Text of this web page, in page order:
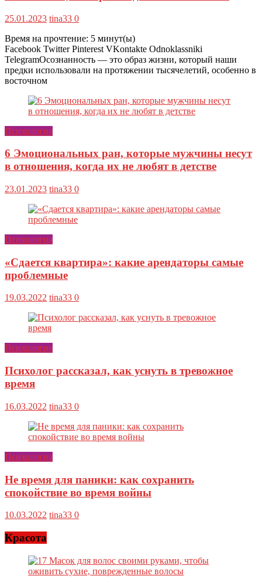
25.01.2023 tina33 0
Время на прочтение: 5 минут(ы)
Facebook Twitter Pinterest VKontakte Odnoklassniki
TelegramОсознанность — это образ жизни, который наши
предки использовали на протяжении тысячелетий, особенно в
восточном
Психология
6 Эмоциональных ран, которые мужчины несут
в отношения, когда их не любят в детстве
23.01.2023 tina33 0
Психология
«Сдается квартира»: какие арендаторы самые
проблемные
19.03.2022 tina33 0
Психология
Психолог рассказал, как уснуть в тревожное
время
16.03.2022 tina33 0
Психология
Не время для паники: как сохранить
спокойствие во время войны
10.03.2022 tina33 0
Красота